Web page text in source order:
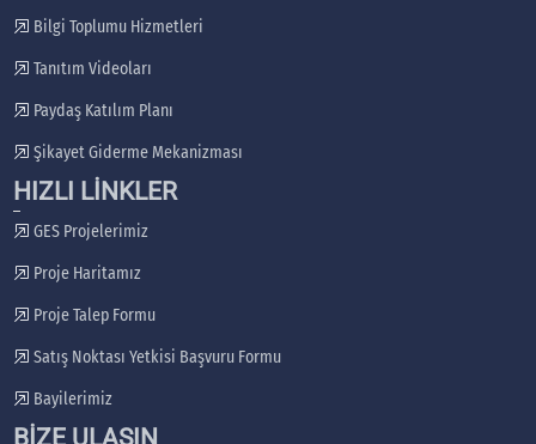
Bilgi Toplumu Hizmetleri
Tanıtım Videoları
Paydaş Katılım Planı
Şikayet Giderme Mekanizması
HIZLI LİNKLER
GES Projelerimiz
Proje Haritamız
Proje Talep Formu
Satış Noktası Yetkisi Başvuru Formu
Bayilerimiz
BİZE ULAŞIN